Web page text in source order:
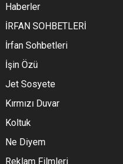
Haberler
İRFAN SOHBETLERİ
İrfan Sohbetleri
İşin Özü
Jet Sosyete
Kırmızı Duvar
Koltuk
Ne Diyem
Reklam Filmleri